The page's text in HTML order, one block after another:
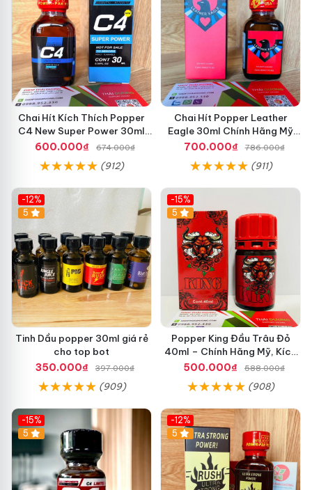
Chai Hít Kích Thích Popper
C4 New Super Power 30ml
Chính Hãng Mỹ USA
600.000₫ 674.000₫
(912)
Chai Hít Popper Leather
Eagle 30ml Chính Hãng Mỹ
USA PWD
700.000₫ 786.000₫
(911)
-12%
5
Tinh Dầu popper 30ml giá rẻ
cho top bot
350.000₫
397.000₫
(909)
-15%
5
Popper King Đầu Trâu Đỏ
40ml – Chính Hãng Mỹ, Kích
Thích Cực Mạnh Cho Top &
500.000₫ 588.000₫
(908)
-15%
5
-12%
5